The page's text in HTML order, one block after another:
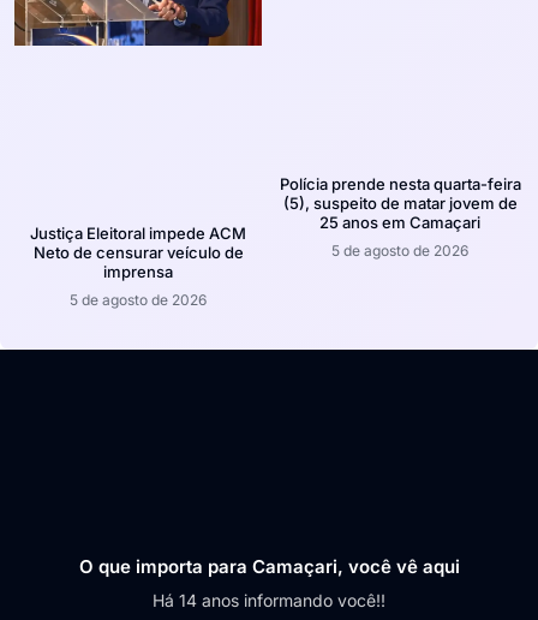
Justiça Eleitoral impede ACM
Neto de censurar veículo de
imprensa
5 de agosto de 2026
Polícia prende nesta quarta-feira
(5), suspeito de matar jovem de
25 anos em Camaçari
5 de agosto de 2026
O que importa para Camaçari, você vê aqui
Há 14 anos informando você!!